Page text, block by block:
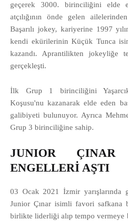
geçerek 3000. birinciliğini elde
atçılığının önde gelen
Başarılı jokey, kariyerine 1997
kendi ekürilerinin Küçük Tunca
kazandı. Aprantilikten jokeyliğe
gerçekleşti.
İlk Grup 1 birinciliğini
Koşusu'nu kazanarak elde eden
galibiyeti bulunuyor. Ayrıca
Grup 3 birinciliğine sahip.
JUNIOR
ENGELLERİ AŞTI
03 Ocak 2021 İzmir yarışlarında
Junior Çınar isimli favori safkana
birlikte liderliği alıp tempo vermeye